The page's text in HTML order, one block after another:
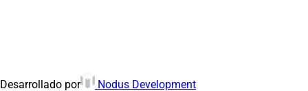
Desarrollado por Nodus Development